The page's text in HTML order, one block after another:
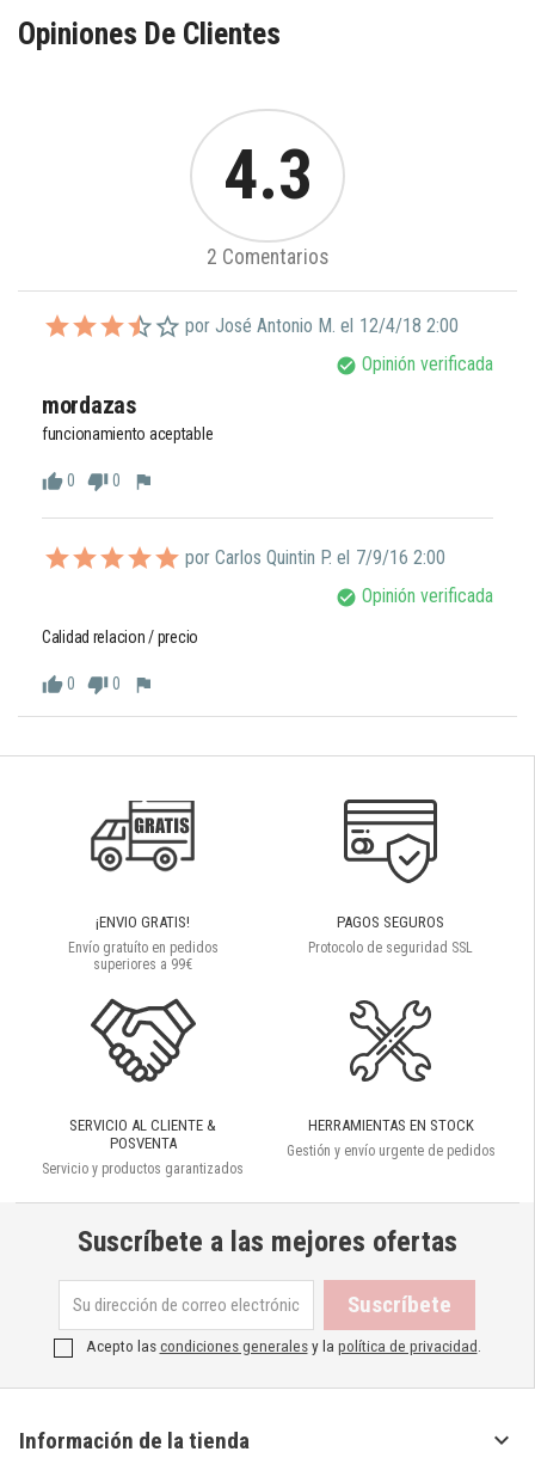
Opiniones De Clientes
4.3
2 Comentarios
por José Antonio M. el 12/4/18 2:00
check_circle Opinión verificada
mordazas
funcionamiento aceptable
thumb_up0 thumb_down0 flag
por Carlos Quintin P. el 7/9/16 2:00
check_circle Opinión verificada
Calidad relacion / precio
thumb_up0 thumb_down0 flag
¡ENVIO GRATIS!
Envío gratuíto en pedidos
superiores a 99€
PAGOS SEGUROS
Protocolo de seguridad SSL
SERVICIO AL CLIENTE &
POSVENTA
Servicio y productos garantizados
HERRAMIENTAS EN STOCK
Gestión y envío urgente de pedidos
Suscríbete a las mejores ofertas
Acepto lascondiciones generalesy la política de privacidad
Información de la tienda 